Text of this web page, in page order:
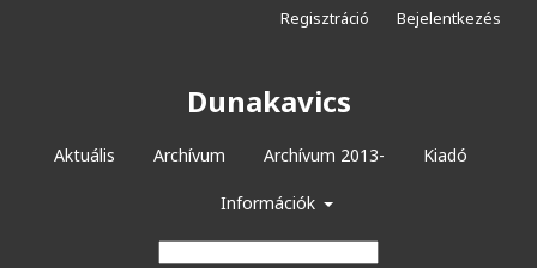
Dunakavics
Aktuális Archívum Archívum 2013- Kiadó
Információk
Regisztráció Bejelentkezés